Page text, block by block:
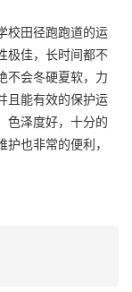
校田径跑跑道的运
极佳，长时间都不
不会冬硬夏软，力
且能有效的保护运
色泽度好，十分的
也非常的便利，